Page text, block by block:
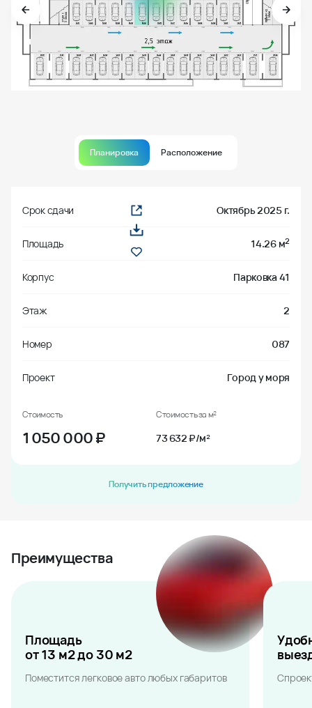
Планировка Расположение
Срок сдачи Октябрь 2025 г.
Площадь 14.26 м2
Корпус Парковка 41
Этаж 2
Номер 087
Проект Город у моря
Стоимость
1 050 000₽
Стоимость за м²
73 632 ₽/м²
Получить предложение
Преимущества
Площадь
от 13 м2 до 30 м2
Поместится легковое авто любых габаритов